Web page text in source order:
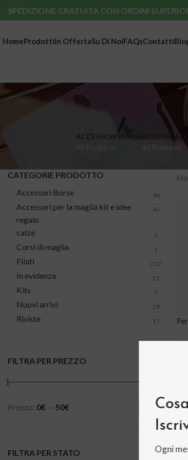
Ogni
HomeProdottiIn OffertaSu Di NoiFAQsContatti
ACCESSORI BORSE
46 Products
ACCESSORI
42 Products
CATEGORIE PRODOTTO
Accessori Borse
46
Accessori per la maglia kit e idee
regalo
42
calze 2
Corsi di maglia 1
Filati 212
In evidenza 21
Kits 7
Nuovi arrivi 29
Riviste 17
FILTRA PER PREZZO
FILTRA
Prezzo: 0€ — 50€
FILTRA PER STATO
SPEDIZIONE GRATUITA CON ORDINI